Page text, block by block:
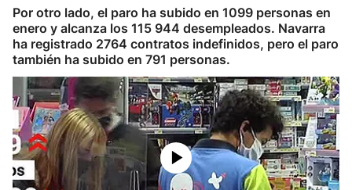
Por otro lado, el paro ha subido en 1099 personas en
enero y alcanza los 115 944 desempleados. Navarra
ha registrado 2764 contratos indefinidos, pero el paro
también ha subido en 791 personas.